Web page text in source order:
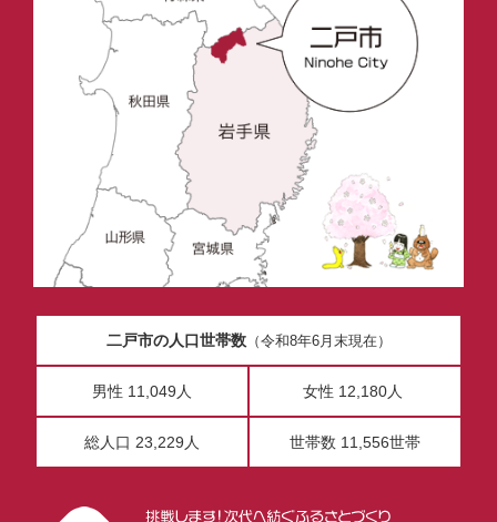
二戸市の人口世帯数（令和8年6月末現在）
男性 11,049人 女性 12,180人
総人口 23,229人 世帯数 11,556世帯